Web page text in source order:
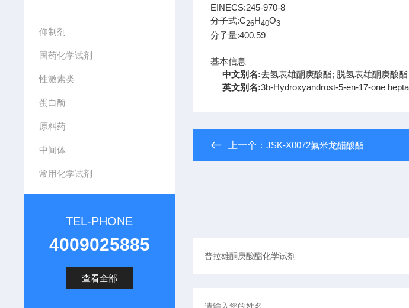
EINECS:245-970-8
分子式:C26H40O3
分子量:400.59
基本信息
中文别名:去氢表雄酮庚酸酯; 脱氢表雄酮庚酸酯
英文别名:3b-Hydroxyandrost-5-en-17-one
上一个：JSK-X0072氟米龙醋酸酯
仰制剂
国药化学试剂
性激素类
蛋白酶
原料药
中间体
常用化学试剂
TEL-PHONE
4009025885
查看全部